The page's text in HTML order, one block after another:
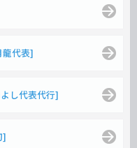
代表]
し代表代行]
]